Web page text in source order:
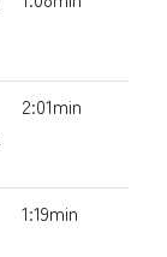
2:01min
1:19min